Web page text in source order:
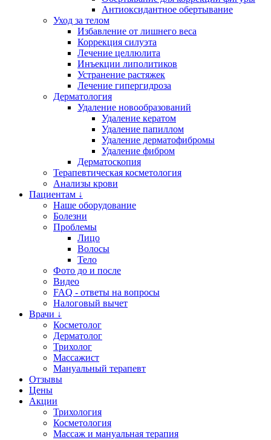
Антиоксидантное обертывание
Уход за телом
Избавление от лишнего веса
Коррекция силуэта
Лечение целлюлита
Инъекции липолитиков
Устранение растяжек
Лечение гипергидроза
Дерматология
Удаление новообразований
Удаление кератом
Удаление папиллом
Удаление дерматофибромы
Удаление фибром
Дерматоскопия
Терапевтическая косметология
Анализы крови
Пациентам ↓
Наше оборудование
Болезни
Проблемы
Лицо
Волосы
Тело
Фото до и после
Видео
FAQ - ответы на вопросы
Налоговый вычет
Врачи ↓
Косметолог
Дерматолог
Трихолог
Массажист
Мануальный терапевт
Отзывы
Цены
Акции
Трихология
Косметология
Массаж и мануальная терапия